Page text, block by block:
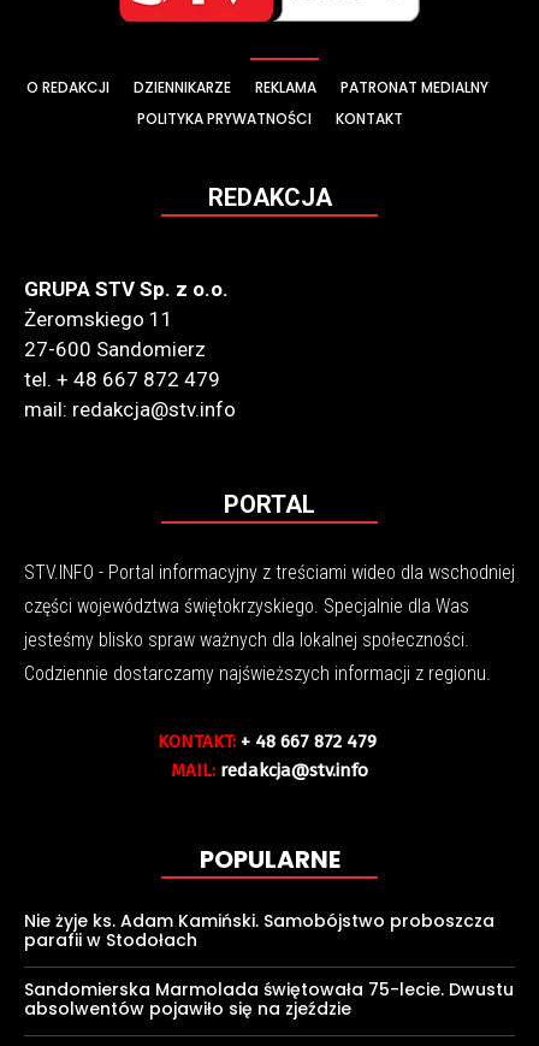
O REDAKCJI DZIENNIKARZE REKLAMA
PATRONAT MEDIALNY
POLITYKA PRYWATNOŚCI
KONTAKT
REDAKCJA
GRUPA STV Sp. z o.o.
Żeromskiego 11
27-600 Sandomierz
tel. + 48 667 872 479
mail: redakcja@stv.info
PORTAL
STV.INFO - Portal informacyjny z treściami wideo dla wschodniej
części województwa świętokrzyskiego. Specjalnie dla Was
jesteśmy blisko spraw ważnych dla lokalnej społeczności.
Codziennie dostarczamy najświeższych informacji z regionu.
KONTAKT: + 48 667 872 479
MAIL: redakcja@stv.info
POPULARNE
Nie żyje ks. Adam Kamiński. Samobójstwo proboszcza
parafii w Stodołach
Sandomierska Marmolada świętowała 75-lecie. Dwustu
absolwentów pojawiło się na zjeździe